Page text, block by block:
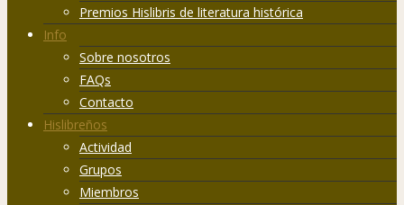
Premios Hislibris de literatura histórica
Info
Sobre nosotros
FAQs
Contacto
Hislibreños
Actividad
Grupos
Miembros